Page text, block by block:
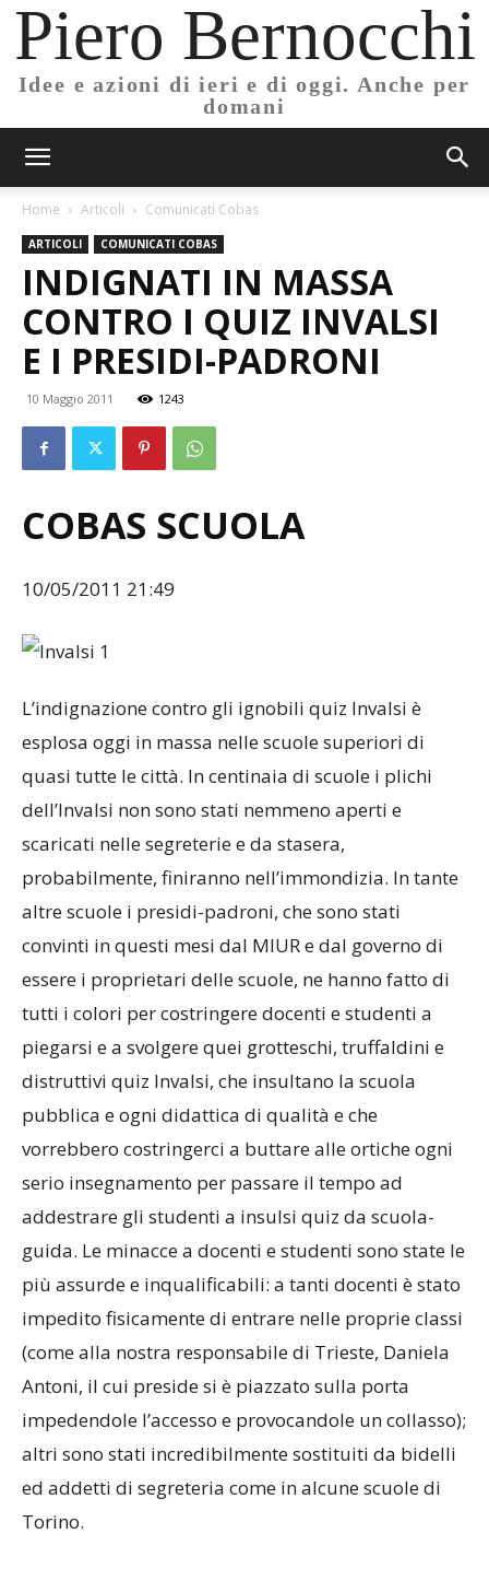
Piero Bernocchi
Idee e azioni di ieri e di oggi. Anche per
domani
Home Articoli Comunicati Cobas
ARTICOLI COMUNICATI COBAS
INDIGNATI IN MASSA
CONTRO I QUIZ INVALSI
E I PRESIDI-PADRONI
10 Maggio 2011 1243
COBAS SCUOLA
10/05/2011 21:49
L’indignazione contro gli ignobili quiz Invalsi è
esplosa oggi in massa nelle scuole superiori di
quasi tutte le città. In centinaia di scuole i plichi
dell’Invalsi non sono stati nemmeno aperti e
scaricati nelle segreterie e da stasera,
probabilmente, finiranno nell’immondizia. In tante
altre scuole i presidi-padroni, che sono stati
convinti in questi mesi dal MIUR e dal governo di
essere i proprietari delle scuole, ne hanno fatto di
tutti i colori per costringere docenti e studenti a
piegarsi e a svolgere quei grotteschi, truffaldini e
distruttivi quiz Invalsi, che insultano la scuola
pubblica e ogni didattica di qualità e che
vorrebbero costringerci a buttare alle ortiche ogni
serio insegnamento per passare il tempo ad
addestrare gli studenti a insulsi quiz da scuola-
guida. Le minacce a docenti e studenti sono state le
più assurde e inqualificabili: a tanti docenti è stato
impedito fisicamente di entrare nelle proprie classi
(come alla nostra responsabile di Trieste, Daniela
Antoni, il cui preside si è piazzato sulla porta
impedendole l’accesso e provocandole un collasso);
altri sono stati incredibilmente sostituiti da bidelli
ed addetti di segreteria come in alcune scuole di
Torino.